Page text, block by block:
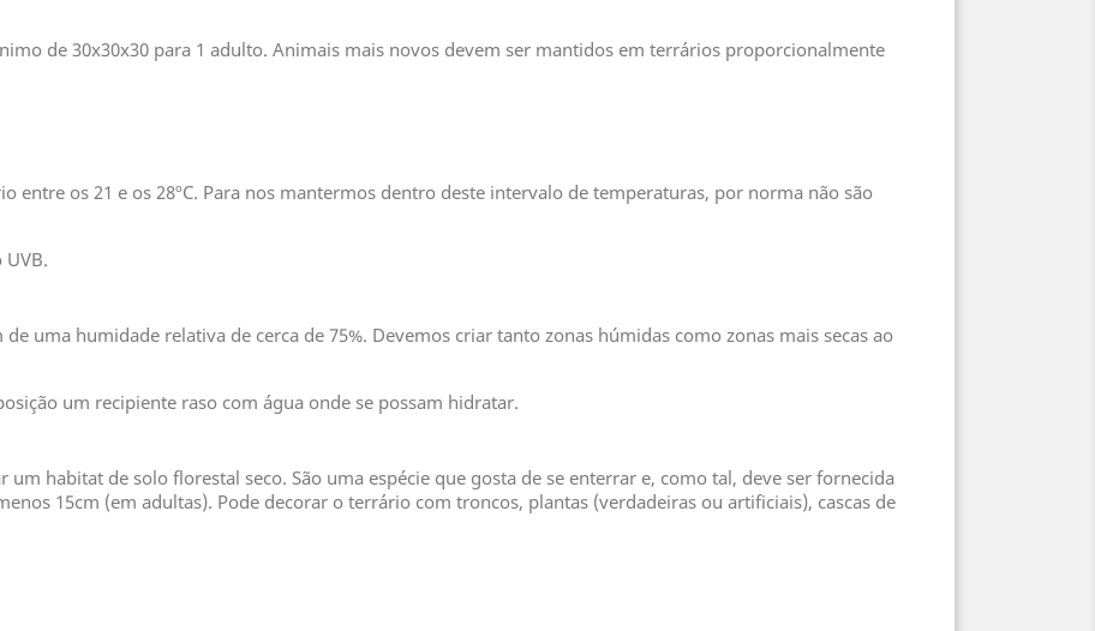
de 30x30x30 para 1 adulto. Animais mais novos devem ser mantidos em terrários proporcionalmente
entre os 21 e os 28ºC. Para nos mantermos dentro deste intervalo de temperaturas, por norma não são
UVB.
uma humidade relativa de cerca de 75%. Devemos criar tanto zonas húmidas como zonas mais secas ao
um recipiente raso com água onde se possam hidratar.
habitat de solo florestal seco. São uma espécie que gosta de se enterrar e, como tal, deve ser fornecida
15cm (em adultas). Pode decorar o terrário com troncos, plantas (verdadeiras ou artificiais), cascas de